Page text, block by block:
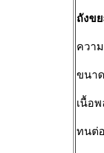
ถังข
ควา
ขนาด
เนื้อ
ทนต่